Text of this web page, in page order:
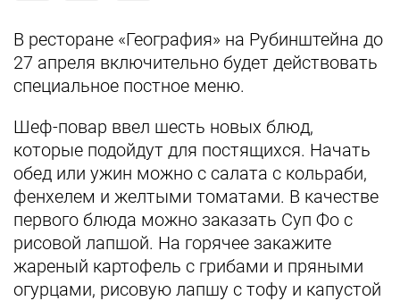
В ресторане «География» на Рубинштейна до
27 апреля включительно будет действовать
специальное постное меню.
Шеф-повар ввел шесть новых блюд,
которые подойдут для постящихся. Начать
обед или ужин можно с салата с кольраби,
фенхелем и желтыми томатами. В качестве
первого блюда можно заказать Суп Фо с
рисовой лапшой. На горячее закажите
жареный картофель с грибами и пряными
огурцами, рисовую лапшу с тофу и капустой